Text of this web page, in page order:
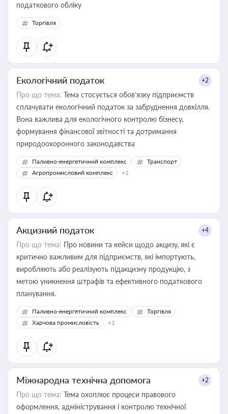
податкового обліку
Торгівля
Екологічний податок +2
Про що тема: Тема стосується обов’язку підприємств
сплачувати екологічний податок за забруднення довкілля.
Вона важлива для екологічного контролю бізнесу,
формування фінансової звітності та дотримання
природоохоронного законодавства
Паливно-енергетичний комплекс
Транспорт
Агропромисловий комплекс
+1
Акцизний податок +4
Про що тема: Про новини та кейси щодо акцизу, які є
критично важливим для підприємств, які імпортують,
виробляють або реалізують підакцизну продукцію, з
метою уникнення штрафів та ефективного податкового
планування.
Паливно-енергетичний комплекс
Торгівля
Харчова промисловість
+1
Міжнародна технічна допомога +2
Про що тема: Тема охоплює процеси правового
оформлення, адміністрування і контролю технічної